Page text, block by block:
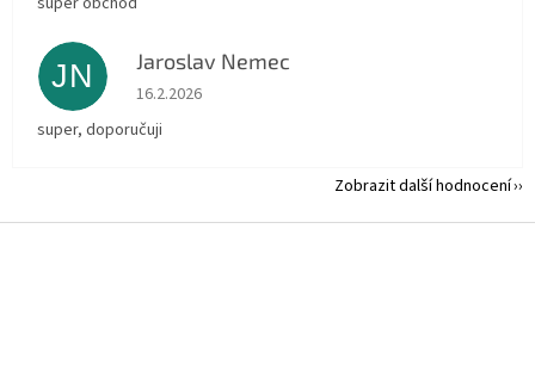
JN Jaroslav Nemec
Hodnocení obchodu je 5 z 5 hvězdiček.
16.2.2026
super, doporučuji
Zobrazit další hodnocení